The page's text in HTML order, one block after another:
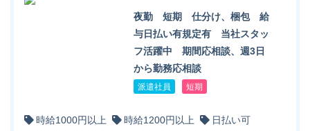
夜勤 短期 仕分け、梱包 給
与日払い有規定有 当社スタッ
フ活躍中 期間応相談、週3日
から勤務応相談
派遣社員 短期
時給1000円以上 時給1200円以上
日払い可